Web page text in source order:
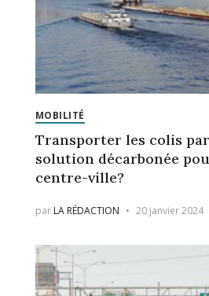
MOBILITÉ
Transporter les colis
solution décarbonée
centre-ville?
par LA RÉDACTION 20 janvier 2024